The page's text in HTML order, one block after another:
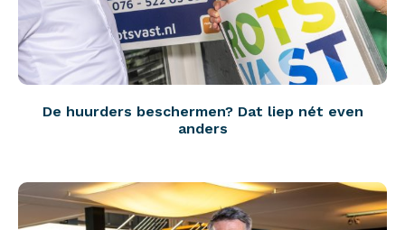
De huurders beschermen? Dat liep nét even
anders